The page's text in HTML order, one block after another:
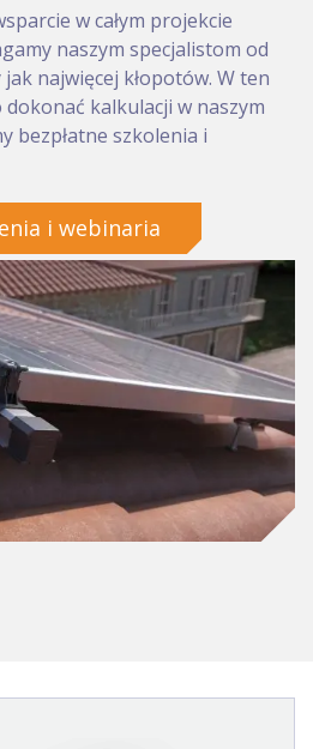
w całym projekcie
naszym specjalistom od
najwięcej kłopotów. W ten
kalkulacji w naszym
bezpłatne szkolenia i
i webinaria